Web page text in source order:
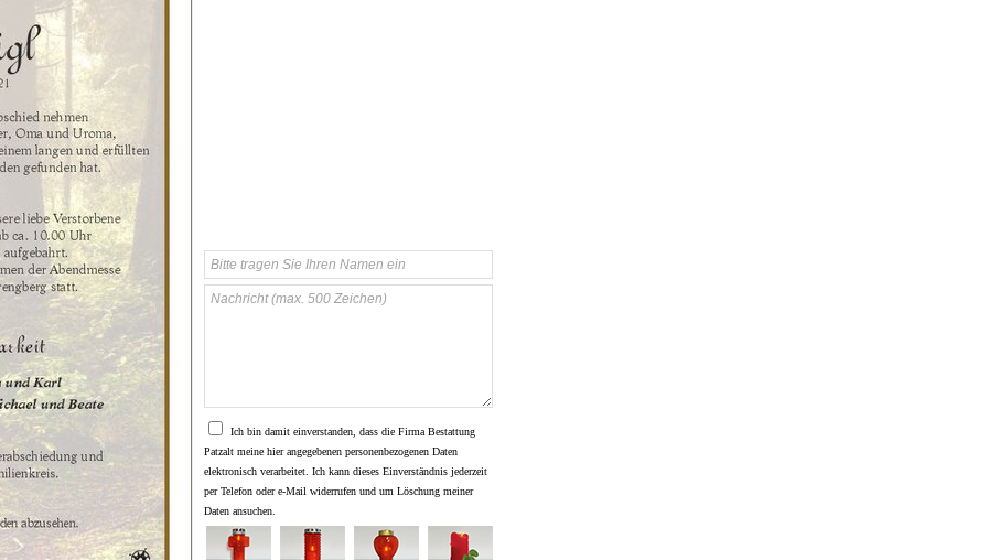
Ich bin damit einverstanden, dass die Firma Bestattung
Patzalt meine hier angegebenen personenbezogenen Daten
elektronisch verarbeitet. Ich kann dieses Einverständnis jederzeit
per Telefon oder e-Mail widerrufen und um Löschung meiner
Daten ansuchen.